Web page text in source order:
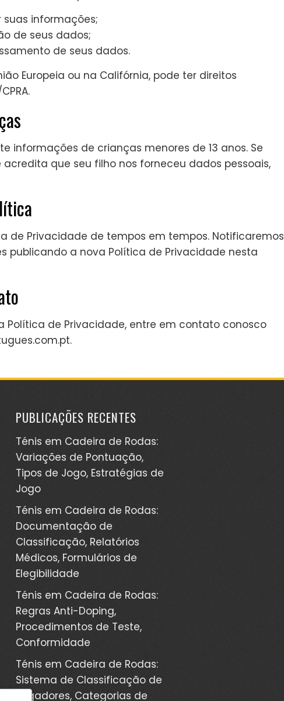
suas informações;
de seus dados;
de seus dados.
Europeia ou na Califórnia, pode ter direitos
informações de crianças menores de 13 anos. Se
que seu filho nos forneceu dados pessoais,
de Privacidade de tempos em tempos. Notificaremos
publicando a nova Política de Privacidade nesta
Política de Privacidade, entre em contato conosco
.
PUBLICAÇÕES RECENTES
Ténis em Cadeira de Rodas:
Variações de Pontuação,
Tipos de Jogo, Estratégias de
Jogo
Ténis em Cadeira de Rodas:
Documentação de
Classificação, Relatórios
Médicos, Formulários de
Elegibilidade
Ténis em Cadeira de Rodas:
Regras Anti-Doping,
Procedimentos de Teste,
Conformidade
Ténis em Cadeira de Rodas:
Sistema de Classificação de
Jogadores, Categorias de